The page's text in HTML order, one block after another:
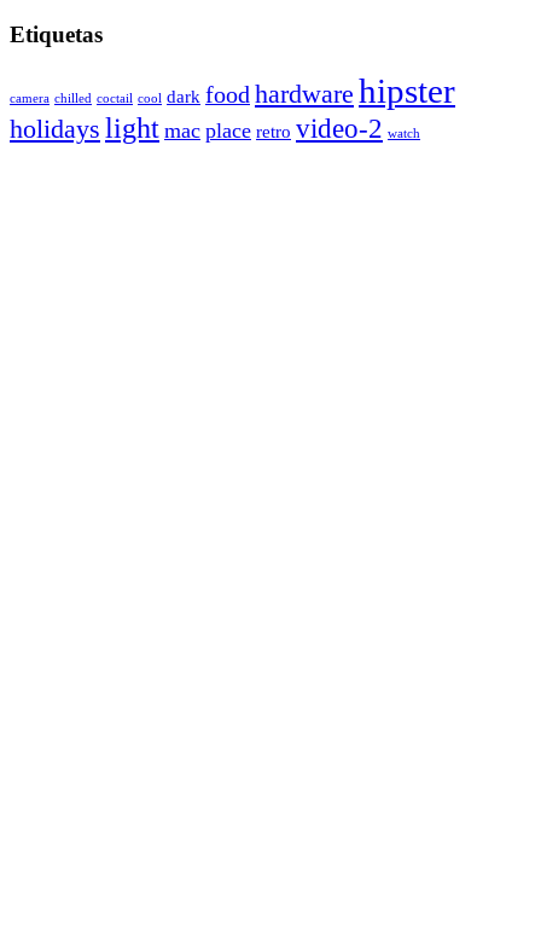
Etiquetas
camera chilled coctail cool dark food hardware hipster
holidays light mac place retro video-2 watch